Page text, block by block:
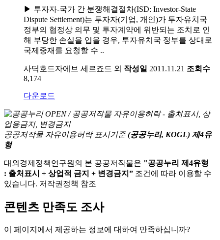
▶ 투자자-국가 간 분쟁해결절차(ISD: Investor-State
Dispute Settlement)는 투자자(기업, 개인)가 투자유치국
정부의 협정상 의무 및 투자계약에 위반되는 조치로 인
해 부당한 손실을 입을 경우, 투자유치국 정부를 상대로
국제중재를 요청할 수 ..
사딕호드자에브 세르죠드 외 작성일 2011.11.21 조회수
8,174
다운로드
공공저작물 자유이용허락 표시기준 (공공누리, KOGL) 제4유
형
대외경제정책연구원의 본 공공저작물은 "공공누리 제4유형
: 출처표시 + 상업적 금지 + 변경금지” 조건에 따라 이용할 수
있습니다. 저작권정책 참조
콘텐츠 만족도 조사
이 페이지에서 제공하는 정보에 대하여 만족하십니까?